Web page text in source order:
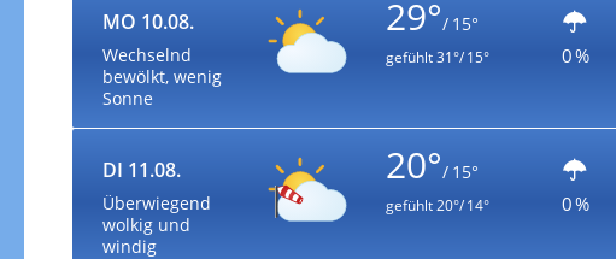
MO 10.08.
Wechselnd
bewölkt, wenig
Sonne
29°/ 15°
gefühlt31°/ 15° 0 %
DI 11.08.
Überwiegend
wolkig und
windig
20°/ 15°
gefühlt20°/ 14° 0 %